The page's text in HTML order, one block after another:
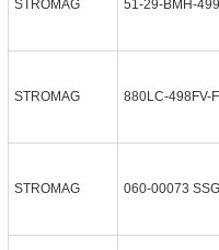
STROMAG 51-29-BMH-
STROMAG 880LC-498FV-
STROMAG 060-00073